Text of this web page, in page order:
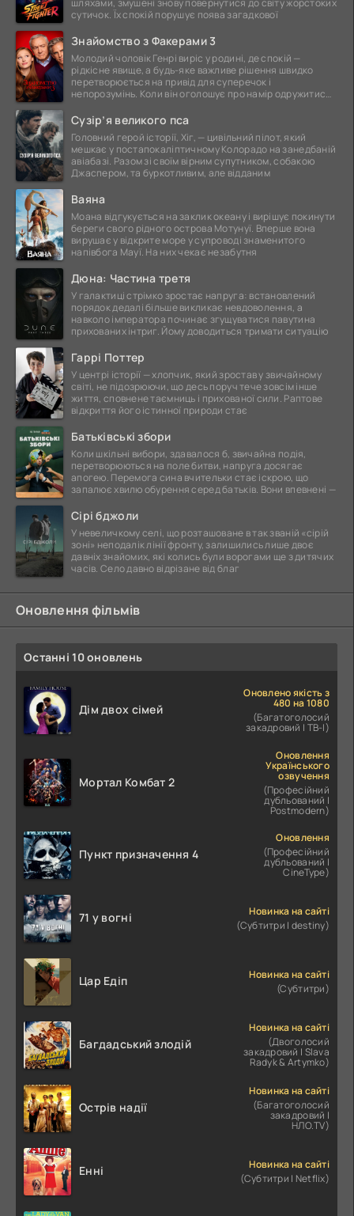
сутичок. Їх спокій порушує поява загадкової
Знайомство з Факерами 3
Молодий чоловік Генрі виріс у родині, де спокій —
рідкісне явище, а будь-яке важливе рішення швидко
перетворюється на привід для суперечок і
непорозумінь. Коли він оголошує про намір одружитися,
Сузір’я великого пса
Головний герой історії, Хіг, — цивільний пілот, який
мешкає у постапокаліптичному Колорадо на занедбаній
авіабазі. Разом зі своїм вірним супутником, собакою
Джаспером, та буркотливим, але відданим
Ваяна
Моана відгукується на заклик океану і вирішує покинути
береги свого рідного острова Мотунуї. Вперше вона
вирушає у відкрите море у супроводі знаменитого
напівбога Мауї. На них чекає незабутня
Дюна: Частина третя
У галактиці стрімко зростає напруга: встановлений
порядок дедалі більше викликає невдоволення, а
навколо імператора починає згущуватися павутина
прихованих інтриг. Йому доводиться тримати ситуацію
Гаррі Поттер
У центрі історії — хлопчик, який зростав у звичайному
світі, не підозрюючи, що десь поруч тече зовсім інше
життя, сповнене таємниць і прихованої сили. Раптове
відкриття його істинної природи стає
Батьківські збори
Коли шкільні вибори, здавалося б, звичайна подія,
перетворюються на поле битви, напруга досягає
апогею. Перемога сина вчительки стає іскрою, що
запалює хвилю обурення серед батьків. Вони впевнені —
Сірі бджоли
У невеличкому селі, що розташоване в так званій «сірій
зоні» неподалік лінії фронту, залишились лише двоє
давніх знайомих, які колись були ворогами ще з дитячих
часів. Село давно відрізане від благ
Оновлення фільмів
Останні 10 оновлень
Дім двох сімей
Оновлено якість з
480 на 1080
(Багатоголосий
закадровий | ТВ-І)
Мортал Комбат 2
Оновлення
Українського
озвучення
(Професійний
дубльований |
Postmodern)
Пункт призначення 4
Оновлення
(Професійний
дубльований |
CineType)
71 у вогні
Новинка на сайті
(Субтитри | destiny)
Цар Едіп
Новинка на сайті
(Субтитри)
Багдадський злодій
Новинка на сайті
(Двоголосий
закадровий | Slava
Radyk & Artymko)
Острів надії
Новинка на сайті
(Багатоголосий
закадровий |
НЛО.TV)
Енні
Новинка на сайті
(Субтитри | Netflix)